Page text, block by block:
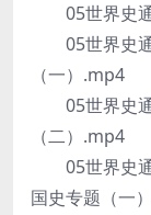
05世界史通
05世界史通
（一）.mp4
05世界史通
（二）.mp4
05世界史通
国史专题（一